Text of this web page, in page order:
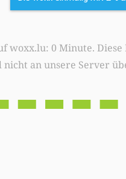
nur in Ihrem Browser
nicht an unsere Server